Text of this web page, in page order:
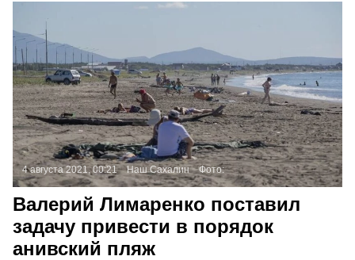
4 августа 2021, 00:21 Наш Сахалин Фото:
Валерий Лимаренко поставил
задачу привести в порядок
анивский пляж